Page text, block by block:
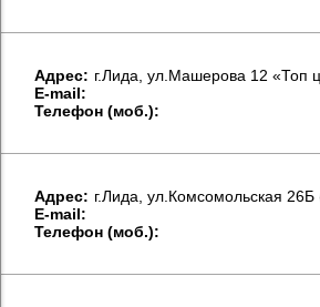
Aдрес: г.Лида, ул.Машерова 12 «Топ
E-mail:
Телефон (моб.):
Aдрес: г.Лида, ул.Комсомольская 26Б
E-mail:
Телефон (моб.):